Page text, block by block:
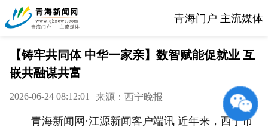
青海门户 主流媒体
【铸牢共同体 中华一家亲】数智赋能促就业 互
嵌共融谋共富
2026-06-24 08:12:01 来源：西宁晚报
青海新闻网·江源新闻客户端讯 近年来，西宁市